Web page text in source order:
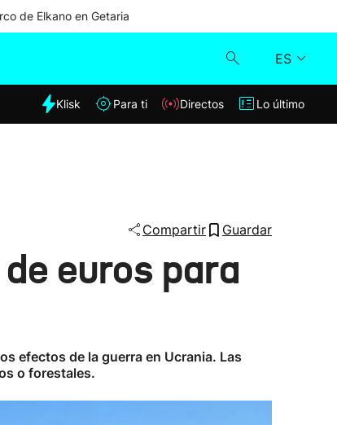
de Elkano en Getaria
ES
Klisk
Lo último
Klisk Para ti Directos Lo último
Compartir Guardar
euros para
efectos de la guerra en Ucrania. Las
o forestales.